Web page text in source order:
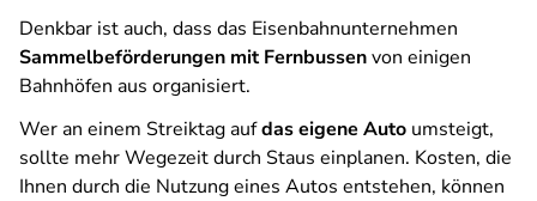
Denkbar ist auch, dass das Eisenbahnunternehmen
Sammelbeförderungen mit Fernbussenvon einigen
Bahnhöfen aus organisiert.
Wer an einem Streiktag aufdas eigene Auto umsteigt,
sollte mehr Wegezeit durch Staus einplanen. Kosten, die
Ihnen durch die Nutzung eines Autos entstehen, können